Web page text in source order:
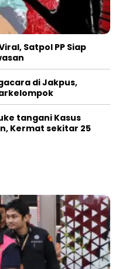
Satpol PP Siap
di Jakpus,
tangani Kasus
Kermat sekitar 25